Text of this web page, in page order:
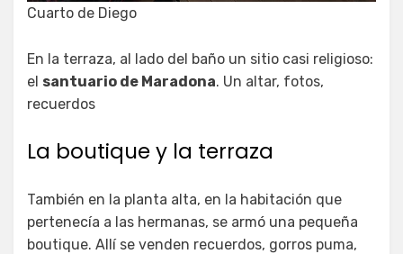
Cuarto de Diego
En la terraza, al lado del baño un sitio casi religioso:
el santuario de Maradona. Un altar, fotos,
recuerdos
La boutique y la terraza
También en la planta alta, en la habitación que
pertenecía a las hermanas, se armó una pequeña
boutique. Allí se venden recuerdos, gorros puma,